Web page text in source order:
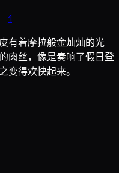
1
有着摩拉般金灿灿的光
肉丝，像是奏响了假日登
变得欢快起来。